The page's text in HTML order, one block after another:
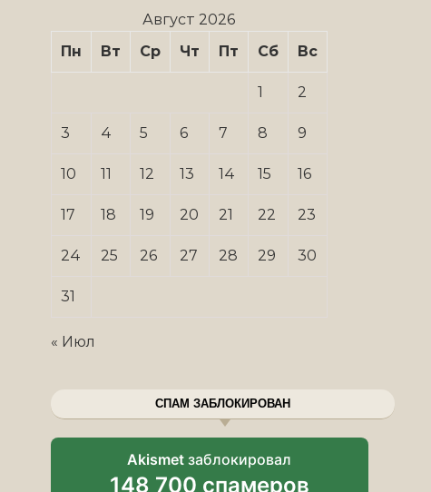
Август 2026
Пн
Вт Ср Чт Пт Сб Вс
1 2
3 4 5 6 7 8 9
10 11 12 13 14 15 16
17 18 19 20 21 22 23
24 25 26 27 28 29 30
31
« Июл
СПАМ ЗАБЛОКИРОВАН
Akismet заблокировал
148 700 спамеров